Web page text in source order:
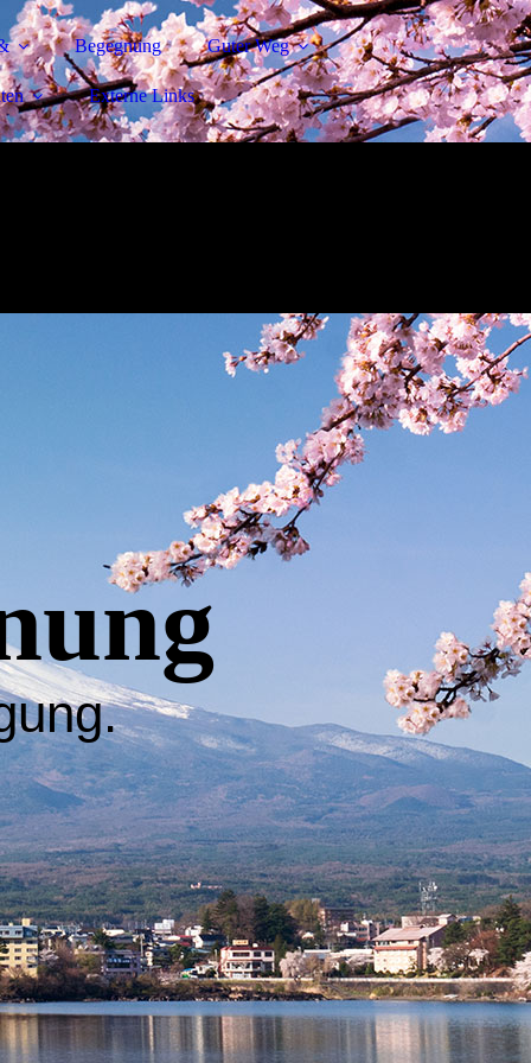
Begegnung Guter Weg
Externe Links